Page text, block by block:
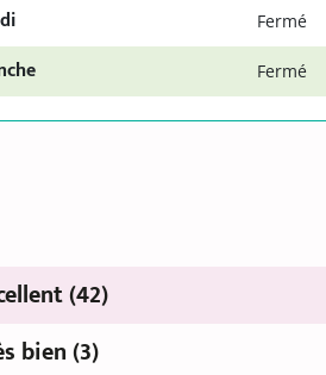
Fermé
Fermé
(42)
bien (3)